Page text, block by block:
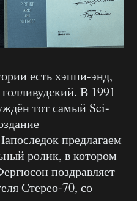
есть хэппи-энд,
В 1991
тот самый Sci-
предлагаем
ролик, в котором
поздравляет
Стерео-70, со